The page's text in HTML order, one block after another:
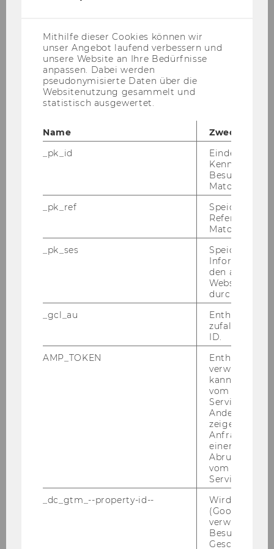
zeigt einen si­gni­fi­kant po­si­ti­ven Ein­fluss auf
die Per­so­nal­ab­gangs­ra­te.
Die­ses Er­geb­nis kann aus un­ter­schied­li­chen
Über­le­gun­gen als ein Sub­sti­tu­ti­ons­ef­fekt ge­
deu­tet wer­den. Für Or­ga­ni­sa­tio­nen, die unter
Wett­be­werbs­druck ste­hen, kann der Ein­satz
von Frei­wil­li­gen eine Mög­lich­keit sein, um ein
ge­wünsch­tes qua­li­ta­ti­ves oder quan­ti­ta­ti­ves Ni­
veau an Dienst­leis­tun­gen auf­recht­zu­hal­ten.
Wäh­rend der sta­tis­ti­sche Zu­sam­men­hang zwi­
schen dem Ein­satz von Frei­wil­li­gen und der
Per­so­nal­ab­gangs­ra­te aus dem Schätz­mo­dell
her­vor­geht, blei­ben die ge­nau­en Wir­kungs­me­
cha­nis­men zwi­schen dem Ein­satz von Frei­wil­li­
gen und der Per­so­nal­fluk­tua­ti­on un­klar.
In Ab­stim­mung mit den vor­han­de­nen Se­kun­
där­da­ten wur­den drei Tä­tig­keits­be­rei­che aus­
ge­wählt, um die Hin­ter­grün­de po­ten­zi­el­ler
Sub­sti­tu­ti­ons­ef­fek­te zu hin­ter­fra­gen:
Be­rei­che, für die künf­tig ein sehr
gro­ßer Be­darf an Dienst­leis­tun­gen
er­war­tet wird: Lang­zeit­pfle­ge
So­zia­le Be­rei­che, die fi­nan­zi­ell ten­
den­zi­ell mit Schwie­rig­kei­ten kämp­
fen: Asyl-/Flücht­lings­be­reich und Ob­
Be­rei­che, in denen Frei­wil­li­ge und
Haupt­amt­li­che glei­che oder ähn­li­che
Auf­ga­ben ab­de­cken: Sa­ni­tä­te­rIn­nen,
Sach­wal­te­rIn­nen, Be­wäh­rungs­hil­fe,
Mithilfe dieser Cookies können wir
unser Angebot laufend verbessern und
unsere Website an Ihre Bedürfnisse
anpassen. Dabei werden
pseudonymisierte Daten über die
Websitenutzung gesammelt und
statistisch ausgewertet.
Name
Zweck
_pk_id
Eindeutige
Besuchers
Matomo.
_pk_ref
Speicherung
Referrers
Matomo.
_pk_ses
Speicherung
den aktuellen
durch
_gcl_au
Enthält eine
ID.
AMP_TOKEN
Enthält ein
verwendet
kann, um
vom AMP-
Service
Andere
zeigen Opt-
Anfrage im
einen Fehler
Abrufen
vom AMP
Service an.
_dc_gtm_--property-id--
Wird von
(Google Tag
verwendet,
Besucher
Geschlecht